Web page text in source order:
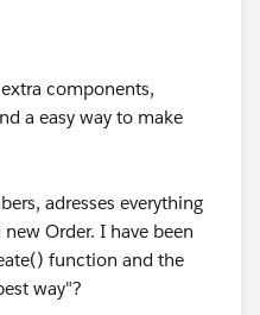
components,
a easy way to make
adresses everything
Order. I have been
function and the
way"?